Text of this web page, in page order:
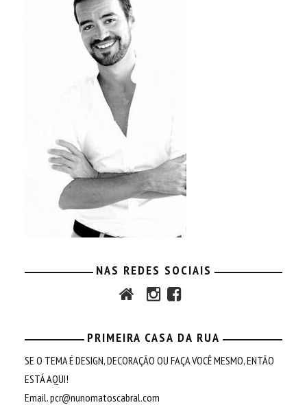
NAS REDES SOCIAIS
PRIMEIRA CASA DA RUA
SE O TEMA É DESIGN, DECORAÇÃO OU FAÇA VOCÊ MESMO, ENTÃO
ESTÁ AQUI!
Email.pcr@nunomatoscabral.com